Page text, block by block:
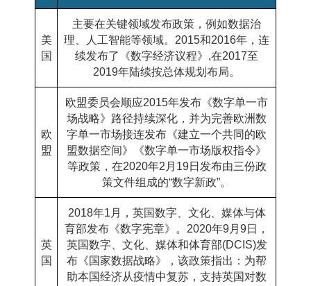
美
国
主要在关键领域发布政策，例如数据治
理、人工智能等领域。 2015和2016年，连
续发布了《数字经济议程》 ,在2017至
2019年陆续按总体规划布局。
欧
盟
欧盟委员会顺应2015年发布《数字单一市
场战略》路径持续深化，并为完善欧洲数
字单一市场接连发布《建立一个共同的欧
盟数据空间》《数字单一市场版权指令》
等政策，在2020年2 月 19日发布由三份政
策文件组成的“数字新政”。
英
国
2018年1 月， 英国数字、文化、媒体与体
育部发布《数字宪章》。 2020年9月 9日，
英国数字、文化、媒体和体育部(DCIS)发
布《国家数据战略》，该政策指出：为帮
助本国经济从疫情中复苏，支持英国 对数